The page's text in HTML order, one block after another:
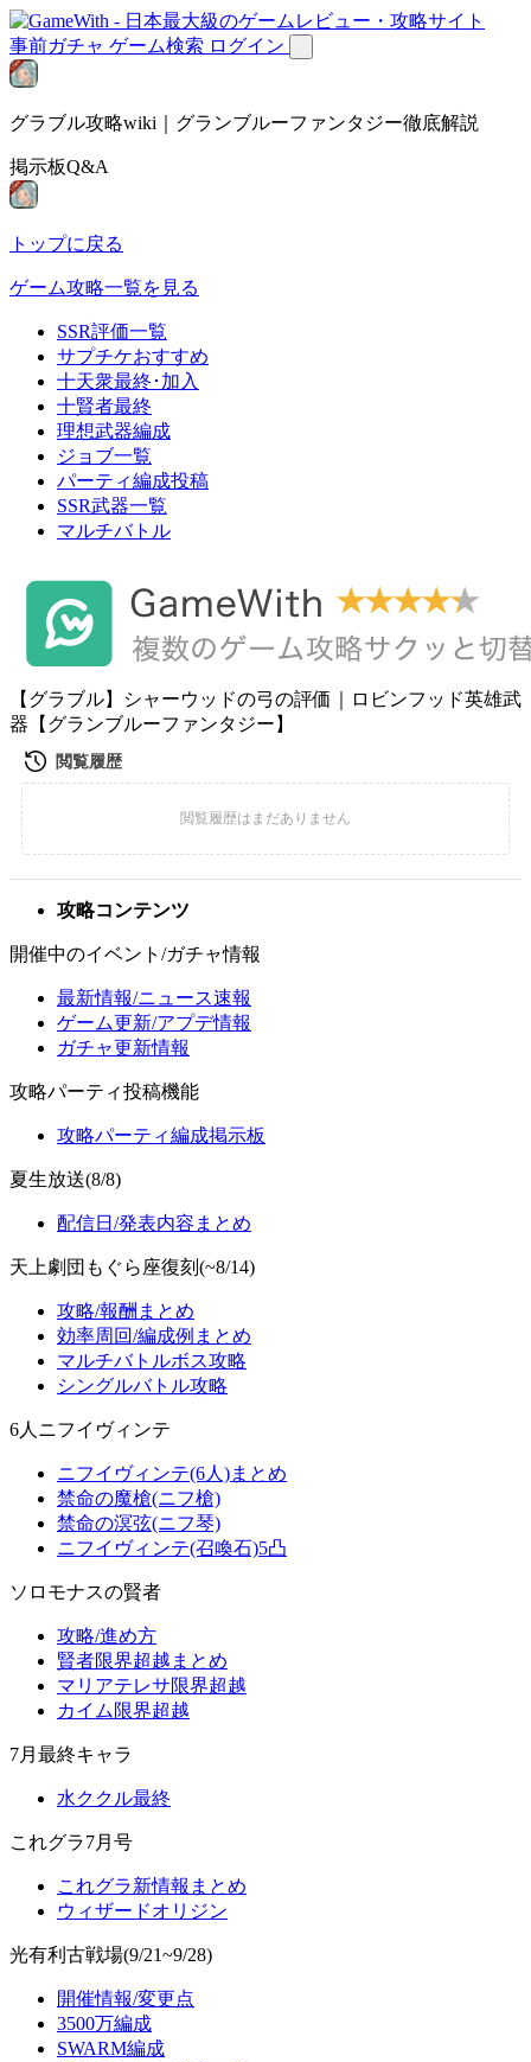
事前ガチャ ゲーム検索 ログイン
グラブル攻略wiki｜グランブルーファンタジー徹底解説
掲示板Q&A
トップに戻る
ゲーム攻略一覧を見る
SSR評価一覧
サプチケおすすめ
十天衆最終･加入
十賢者最終
理想武器編成
ジョブ一覧
パーティ編成投稿
SSR武器一覧
マルチバトル
【グラブル】シャーウッドの弓の評価｜ロビンフッド英雄武
器【グランブルーファンタジー】
攻略コンテンツ
開催中のイベント/ガチャ情報
最新情報/ニュース速報
ゲーム更新/アプデ情報
ガチャ更新情報
攻略パーティ投稿機能
攻略パーティ編成掲示板
夏生放送(8/8)
配信日/発表内容まとめ
天上劇団もぐら座復刻(~8/14)
攻略/報酬まとめ
効率周回/編成例まとめ
マルチバトルボス攻略
シングルバトル攻略
6人ニフイヴィンテ
ニフイヴィンテ(6人)まとめ
禁命の魔槍(ニフ槍)
禁命の溟弦(ニフ琴)
ニフイヴィンテ(召喚石)5凸
ソロモナスの賢者
攻略/進め方
賢者限界超越まとめ
マリアテレサ限界超越
カイム限界超越
7月最終キャラ
水ククル最終
これグラ7月号
これグラ新情報まとめ
ウィザードオリジン
光有利古戦場(9/21~9/28)
開催情報/変更点
3500万編成
SWARM編成